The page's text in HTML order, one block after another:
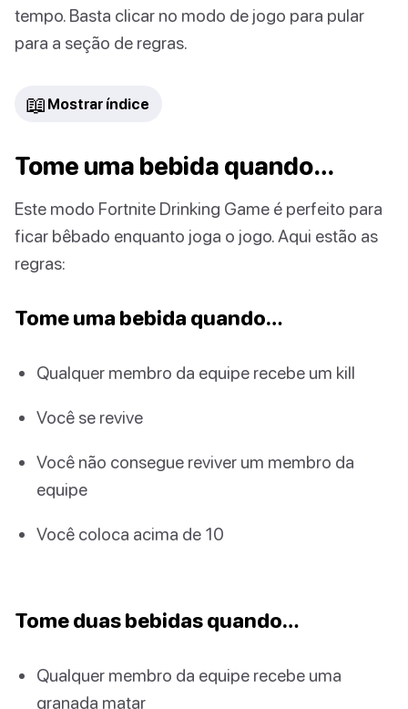
tempo. Basta clicar no modo de jogo para pular
para a seção de regras.
📖 Mostrar índice
Tome uma bebida quando…
Este modo Fortnite Drinking Game é perfeito para
ficar bêbado enquanto joga o jogo. Aqui estão as
regras:
Tome uma bebida quando…
Qualquer membro da equipe recebe um kill
Você se revive
Você não consegue reviver um membro da
equipe
Você coloca acima de 10
Tome duas bebidas quando…
Qualquer membro da equipe recebe uma
granada matar